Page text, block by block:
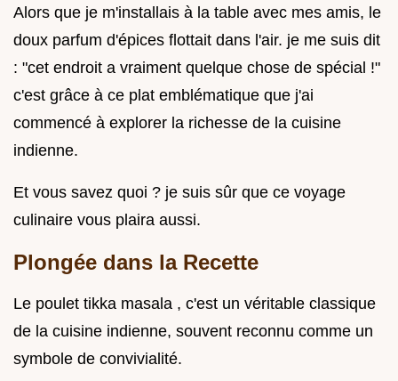
Alors que je m'installais à la table avec mes amis, le
doux parfum d'épices flottait dans l'air. je me suis dit
: "cet endroit a vraiment quelque chose de spécial !"
c'est grâce à ce plat emblématique que j'ai
commencé à explorer la richesse de la cuisine
indienne.
Et vous savez quoi ? je suis sûr que ce voyage
culinaire vous plaira aussi.
Plongée dans la Recette
Le poulet tikka masala , c'est un véritable classique
de la cuisine indienne, souvent reconnu comme un
symbole de convivialité.